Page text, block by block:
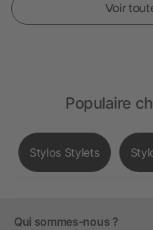
Voir
Populaire
Stylos Stylets
Qui sommes-nous ?